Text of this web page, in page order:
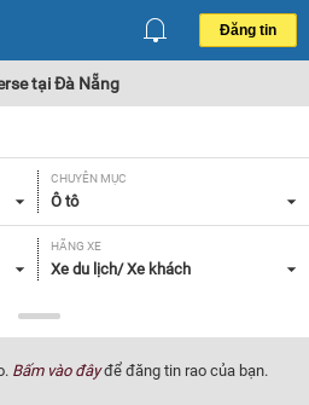
Đăng tin
tại Đà Nẵng
CHUYÊN MỤC
Ô tô
HÃNG XE
Xe du lịch/ Xe khách
NĂM SẢN XUẤT
Tất cả
XUẤT XỨ
Bấm vào đâyđể đăng tin rao của bạn.